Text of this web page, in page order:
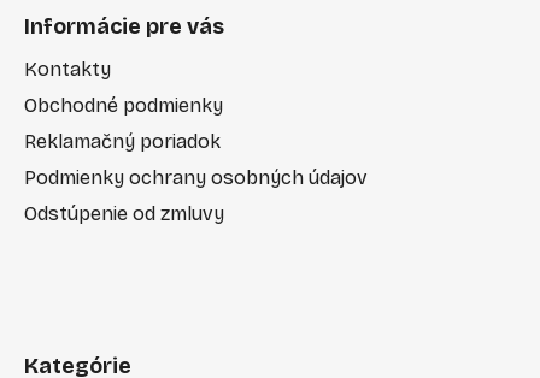
Informácie pre vás
Kontakty
Obchodné podmienky
Reklamačný poriadok
Podmienky ochrany osobných údajov
Odstúpenie od zmluvy
Kategórie